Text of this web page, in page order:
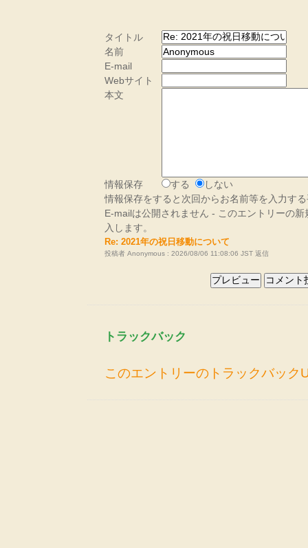
タイトル
名前
E-mail
Webサイト
本文
情報保存 する
しない
情報保存をすると次回からお名前等を入力す
E-mailは公開されません - このエントリーの
入します。
Re: 2021年の祝日移動について
投稿者 Anonymous : 2026/08/06 11:08:06 JST 返信
トラックバック
このエントリーのトラックバック